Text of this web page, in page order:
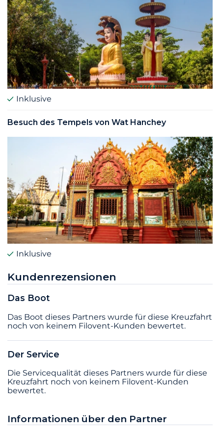
Inklusive
Besuch des Tempels von Wat Hanchey
Inklusive
Kundenrezensionen
Das Boot
Das Boot dieses Partners wurde für diese Kreuzfahrt
noch von keinem Filovent-Kunden bewertet.
Der Service
Die Servicequalität dieses Partners wurde für diese
Kreuzfahrt noch von keinem Filovent-Kunden
bewertet.
Informationen über den Partner